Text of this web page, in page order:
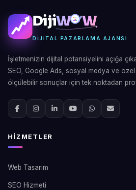
DijiW W
DIJITAL PAZARLAMA AJANSI
İşletmenizin dijital potansiyelini açığa
SEO, Google Ads, sosyal medya ve
ölçülebilir sonuçlar için tek noktadan
HIZMETLER
Web Tasarım
SEO Hizmeti